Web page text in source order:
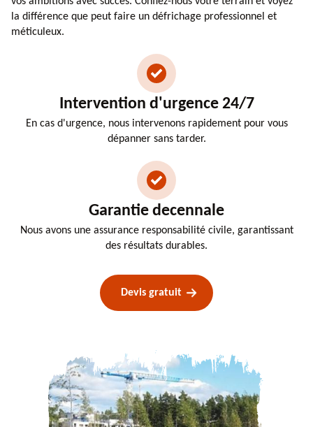
la différence que peut faire un défrichage professionnel et
méticuleux.
Intervention d'urgence 24/7
En cas d'urgence, nous intervenons rapidement pour vous
dépanner sans tarder.
Garantie decennale
Nous avons une assurance responsabilité civile, garantissant
des résultats durables.
Devis gratuit